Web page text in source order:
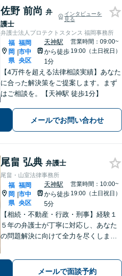
佐野 前尚 弁
護士
インタビューを
見る
弁護士法人プロテクトスタンス 福岡事務所
福
岡
県
|
福岡
市中
央区
天神駅
から徒歩
1分
営業時間：09:00~
19:00（土日祝日）
【4万件を超える法律相談実績】あなた
に合った解決策をご提案します。まず
はご相談を。【天神駅 徒歩1分】
メールでお問い合わせ
尾畠 弘典 弁護士
尾畠・山室法律事務所
福
岡
県
|
福岡
市中
央区
天神駅
から徒歩
5分
営業時間：10:00~
19:00（土日祝日）
【相続・不動産・行政・刑事】経験１
５年の弁護士が丁寧に対応し、あなた
の問題解決に向けて全力を尽くしま
メールで面談予約